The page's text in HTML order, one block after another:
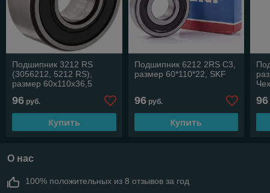
Подшипник 3212 RS
(3056212, 5212 RS),
размер 60х110х36,5
96 руб.
Купить
Подшипник 6212 2RS C3,
размер 60*110*22, SKF
96руб.
Купить
96
О нас
100% положительных из 8 отзывов за год